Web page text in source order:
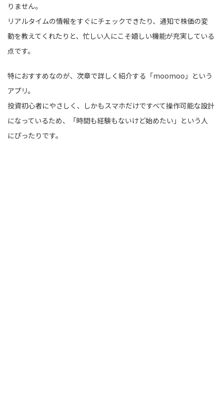
りません。
リアルタイムの情報をすぐにチェックできたり、通知で株価の変
動を教えてくれたりと、忙しい人にこそ嬉しい機能が充実している
点です。
特におすすめなのが、次章で詳しく紹介する「moomoo」という
アプリ。
投資初心者にやさしく、しかもスマホだけですべて操作可能な設計
になっているため、「時間も経験もないけど始めたい」という人
にぴったりです。